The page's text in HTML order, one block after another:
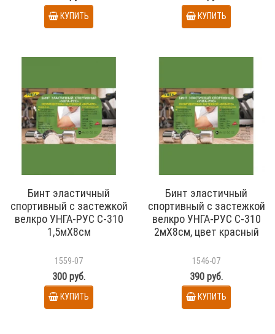
КУПИТЬ КУПИТЬ
Бинт эластичный
спортивный с застежкой
велкро УНГА-РУС С-310
1,5мХ8см
1559-07
300 руб.
КУПИТЬ
Бинт эластичный
спортивный с застежкой
велкро УНГА-РУС С-310
2мХ8см, цвет красный
1546-07
390 руб.
КУПИТЬ